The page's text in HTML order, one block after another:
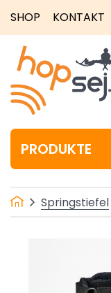
SHOP KONTAKT
PRODUKTE
Springstiefel